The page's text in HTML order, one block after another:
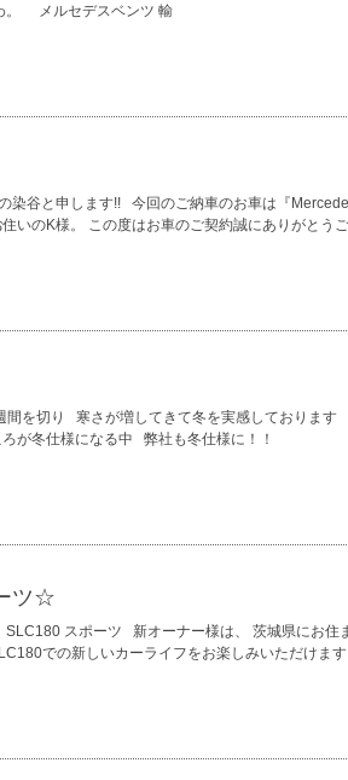
。 メルセデスベンツ 輸
染谷と申します!! 今回のご納車のお車は『
いのK様。 この度はお車のご契約誠にありがとう
を切り 寒さが増してきて冬を実感しております
が冬仕様になる中 弊社も冬仕様に！！
ツ☆
スポーツ 新オーナー様は、 茨城県にお住
での新しいカーライフをお楽しみいただけま